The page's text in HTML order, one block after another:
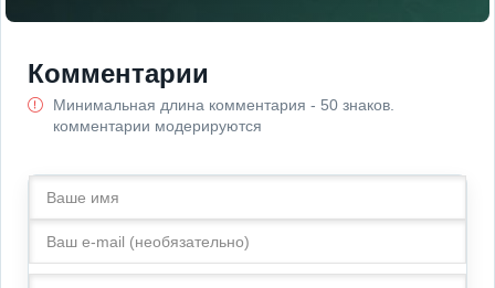
Комментарии
Минимальная длина комментария - 50 знаков.
комментарии модерируются